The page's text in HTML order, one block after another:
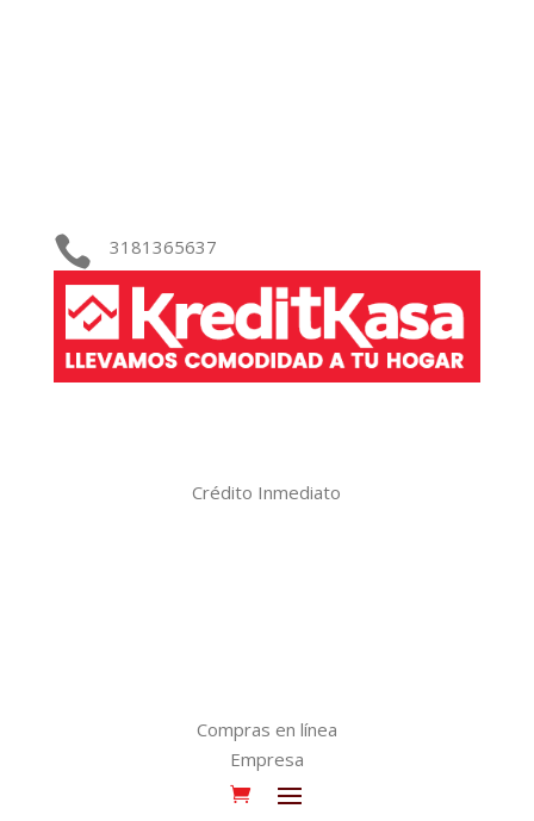
 3181365637
Crédito Inmediato
Compras en línea
Empresa